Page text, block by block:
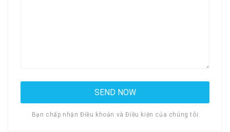
Bạn chấp nhận Điều khoản và Điều kiện của chúng tôi